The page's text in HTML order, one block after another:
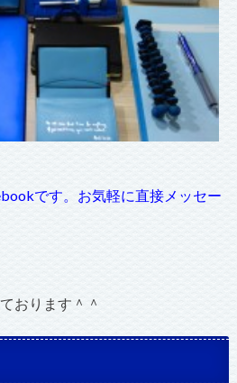
です。お気軽に直接メッセー
おります＾＾